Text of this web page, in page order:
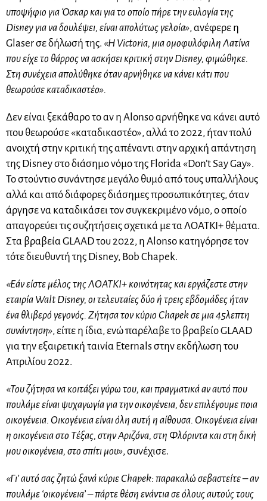
υποψήφιο για Όσκαρ και για το οποίο πήρε την ευλογία της
Disney για να δουλέψει, είναι απολύτως γελοία», ανέφερε η
Glaser σε δήλωσή της. «Η Victoria, μια ομοφυλόφιλη Λατίνα
που είχε το θάρρος να ασκήσει κριτική στην Disney, φιμώθηκε.
Στη συνέχεια απολύθηκε όταν αρνήθηκε να κάνει κάτι που
θεωρούσε καταδικαστέο».
Δεν είναι ξεκάθαρο το αν η Alonso αρνήθηκε να κάνει αυτό
που θεωρούσε «καταδικαστέο», αλλά το 2022, ήταν πολύ
ανοιχτή στην κριτική της απέναντι στην αρχική απάντηση
της Disney στο διάσημο νόμο της Florida «Don’t Say Gay».
Το στούντιο συνάντησε μεγάλο θυμό από τους υπαλλήλους
αλλά και από διάφορες διάσημες προσωπικότητες, όταν
άργησε να καταδικάσει τον συγκεκριμένο νόμο, ο οποίο
απαγορεύει τις συζητήσεις σχετικά με τα ΛΟΑΤΚΙ+ θέματα.
Στα βραβεία GLAAD του 2022, η Alonso κατηγόρησε τον
τότε διευθυντή της Disney, Bob Chapek.
«Εάν είστε μέλος της ΛΟΑΤΚΙ+ κοινότητας και εργάζεστε στην
εταιρία Walt Disney, οι τελευταίες δύο ή τρεις εβδομάδες ήταν
ένα θλιβερό γεγονός. Ζήτησα τον κύριο Chapek σε μια 45λεπτη
συνάντηση», είπε η ίδια, ενώ παρέλαβε το βραβείο GLAAD
για την εξαιρετική ταινία Eternals στην εκδήλωση του
Απριλίου 2022.
«Του ζήτησα να κοιτάξει γύρω του, και πραγματικά αν αυτό που
πουλάμε είναι ψυχαγωγία για την οικογένεια, δεν επιλέγουμε ποια
οικογένεια. Οικογένεια είναι όλη αυτή η αίθουσα. Οικογένεια είναι
η οικογένεια στο Τέξας, στην Αριζόνα, στη Φλόριντα και στη δική
μου οικογένεια, στο σπίτι μου», συνέχισε.
«Γι’ αυτό σας ζητώ ξανά κύριε Chapek: παρακαλώ σεβαστείτε – αν
πουλάμε ‘οικογένεια’ – πάρτε θέση ενάντια σε όλους αυτούς τους